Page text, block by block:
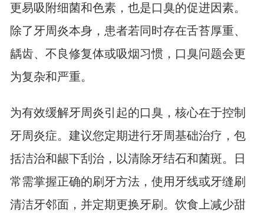
更易吸附细菌和色素，也是口臭的促进因素。
除了牙周炎本身，患者若同时存在舌苔厚重、
龋齿、不良修复体或吸烟习惯，口臭问题会更
为复杂和严重。
为有效缓解牙周炎引起的口臭，核心在于控制
牙周炎症。建议您定期进行牙周基础治疗，包
括洁治和龈下刮治，以清除牙结石和菌斑。日
常需掌握正确的刷牙方法，使用牙线或牙缝刷
清洁牙邻面，并定期更换牙刷。饮食上减少甜